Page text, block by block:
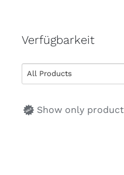
Verfügbarkeit
All Products
Show only